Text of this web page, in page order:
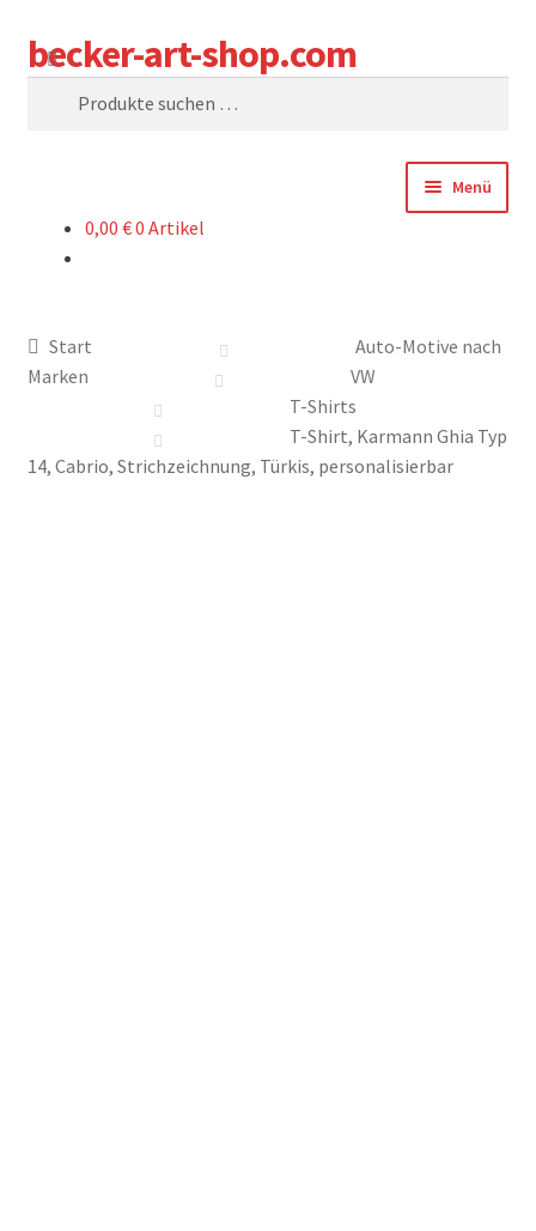
Zur
Navigation
springen
Zum
Inhalt
springen
becker-art-shop.com
Suchen
Menü
KASSE
0,00 €0 Artikel
Start
Auto-Motive nach
Marken
VW
T-Shirts
T-Shirt, Karmann Ghia Typ
14, Cabrio, Strichzeichnung, Türkis, personalisierbar